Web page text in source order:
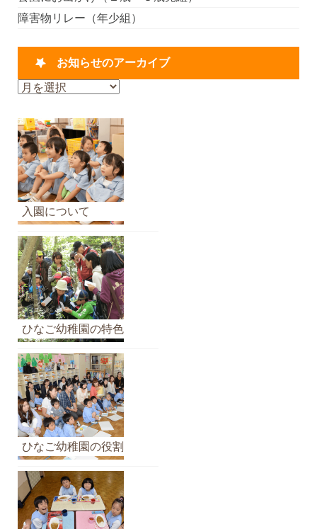
障害物リレー（年少組）
お知らせのアーカイブ
お
ら
せ
の
ア
ー
カ
イ
ブ
入園について
ひなご幼稚園の特色
ひなご幼稚園の役割